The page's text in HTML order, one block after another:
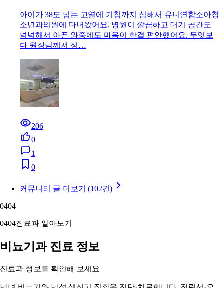
아이가 38도 넘는 고열에 기침까지 심해서 유니연합소아청
소년과의원에 다녀왔어요. 병원이 깔끔하고 대기 공간도
넉넉해서 아픈 와중에도 마음이 한결 편안했어요. 무엇보
다 원장님께서 정…
206
0
1
0
커뮤니티 글 더보기 (102건)
0404
0404진료과 알아보기
비뇨기과 진료 정보
진료과 정보를 확인해 보세요